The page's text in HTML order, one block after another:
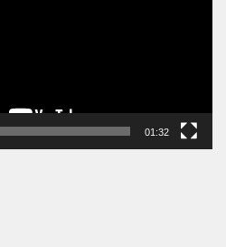
01:32